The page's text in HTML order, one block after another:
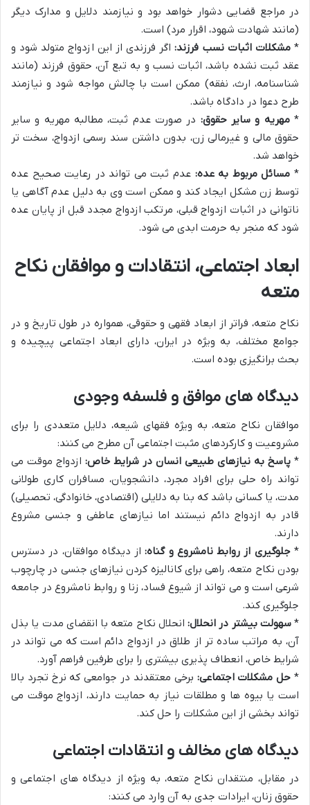
در مراجع قضایی دشوار خواهد بود و نیازمند دلایل و مدارک دیگر
(مانند شهادت شهود، اقرار مرد) است.
*مشکلات اثبات نسب فرزند:اگر فرزندی از این ازدواج متولد شود و
عقد ثبت نشده باشد، اثبات نسب و به تبع آن، حقوق فرزند (مانند
شناسنامه، ارث، نفقه) ممکن است با چالش مواجه شود و نیازمند
طرح دعوا در دادگاه باشد.
*مهریه و سایر حقوق: در صورت عدم ثبت، مطالبه مهریه و سایر
حقوق مالی و غیرمالی زن، بدون داشتن سند رسمی ازدواج، سخت تر
خواهد شد.
* مسائل مربوط به عده: عدم ثبت می تواند در رعایت صحیح عده
توسط زن مشکل ایجاد کند و ممکن است وی به دلیل عدم آگاهی یا
ناتوانی در اثبات ازدواج قبلی، مرتکب ازدواج مجدد قبل از پایان عده
شود که منجر به حرمت ابدی می شود.
ابعاد اجتماعی، انتقادات و موافقان نکاح
متعه
نکاح متعه، فراتر از ابعاد فقهی و حقوقی، همواره در طول تاریخ و در
جوامع مختلف، به ویژه در ایران، دارای ابعاد اجتماعی پیچیده و
بحث برانگیزی بوده است.
دیدگاه های موافق و فلسفه وجودی
موافقان نکاح متعه، به ویژه فقهای شیعه، دلایل متعددی را برای
مشروعیت و کارکردهای مثبت اجتماعی آن مطرح می کنند:
* پاسخ به نیازهای طبیعی انسان در شرایط خاص: ازدواج موقت می
تواند راه حلی برای افراد مجرد، دانشجویان، مسافران کاری طولانی
مدت، یا کسانی باشد که بنا به دلایلی (اقتصادی، خانوادگی، تحصیلی)
قادر به ازدواج دائم نیستند اما نیازهای عاطفی و جنسی مشروع
دارند.
*جلوگیری از روابط نامشروع و گناه:از دیدگاه موافقان، در دسترس
بودن نکاح متعه، راهی برای کانالیزه کردن نیازهای جنسی در چارچوب
شرعی است و می تواند از شیوع فساد، زنا و روابط نامشروع در جامعه
جلوگیری کند.
*سهولت بیشتر در انحلال: انحلال نکاح متعه با انقضای مدت یا بذل
آن، به مراتب ساده تر از طلاق در ازدواج دائم است که می تواند در
شرایط خاص، انعطاف پذیری بیشتری را برای طرفین فراهم آورد.
* حل مشکلات اجتماعی: برخی معتقدند در جوامعی که نرخ تجرد بالا
است یا بیوه ها و مطلقات نیاز به حمایت دارند، ازدواج موقت می
تواند بخشی از این مشکلات را حل کند.
دیدگاه های مخالف و انتقادات اجتماعی
در مقابل، منتقدان نکاح متعه، به ویژه از دیدگاه های اجتماعی و
حقوق زنان، ایرادات جدی به آن وارد می کنند: